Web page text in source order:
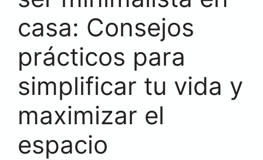
casa: Consejos
prácticos para
simplificar tu vida y
maximizar el
espacio